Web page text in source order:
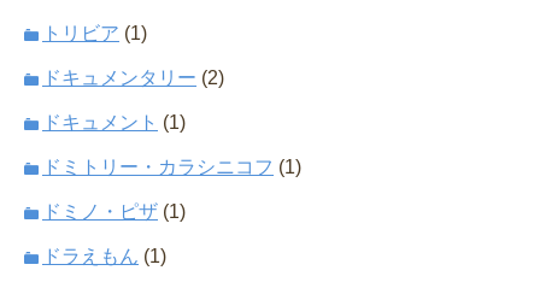
トリビア (1)
ドキュメンタリー (2)
ドキュメント (1)
ドミトリー・カラシニコフ (1)
ドミノ・ピザ (1)
ドラえもん (1)